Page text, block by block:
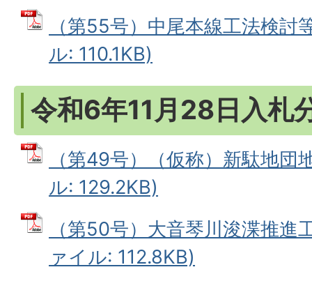
（第55号）中尾本線工法検
ル: 110.1KB)
令和6年11月28日入札
（第49号）（仮称）新駄地
ル: 129.2KB)
（第50号）大音琴川浚渫推進
ァイル: 112.8KB)